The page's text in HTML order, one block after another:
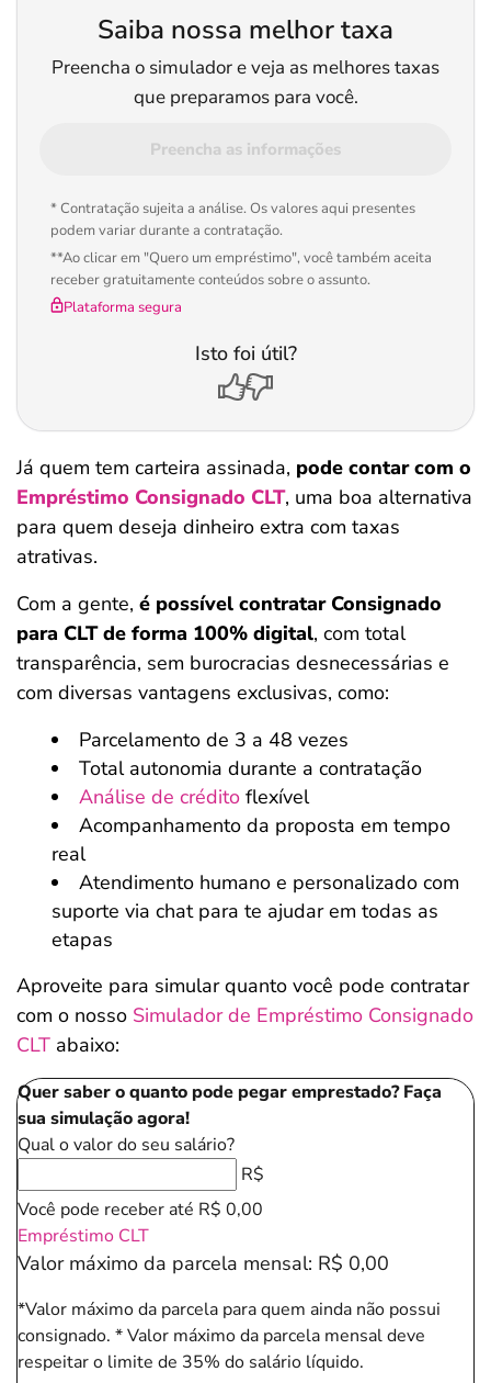
Saiba nossa melhor taxa
Preencha o simulador e veja as melhores taxas
que preparamos para você.
Preencha as informações
* Contratação sujeita a análise. Os valores aqui presentes
podem variar durante a contratação.
**Ao clicar em "Quero um empréstimo", você também aceita
receber gratuitamente conteúdos sobre o assunto.
Plataforma segura
Isto foi útil?
Já quem tem carteira assinada, pode contar com o
Empréstimo Consignado CLT, uma boa alternativa
para quem deseja dinheiro extra com taxas
atrativas.
Com a gente, é possível contratar Consignado
para CLT de forma 100% digital, com total
transparência, sem burocracias desnecessárias e
com diversas vantagens exclusivas, como:
Parcelamento de 3 a 48 vezes
Total autonomia durante a contratação
Análise de crédito flexível
Acompanhamento da proposta em tempo
real
Atendimento humano e personalizado com
suporte via chat para te ajudar em todas as
etapas
Aproveite para simular quanto você pode contratar
com o nosso Simulador de Empréstimo Consignado
CLT abaixo:
Quer saber o quanto pode pegar emprestado? Faça
sua simulação agora!
Qual o valor do seu salário?
R$
Você pode receber até R$ 0,00
Empréstimo CLT
Valor máximo da parcela mensal: R$ 0,00
*Valor máximo da parcela para quem ainda não possui
consignado. * Valor máximo da parcela mensal deve
respeitar o limite de 35% do salário líquido.